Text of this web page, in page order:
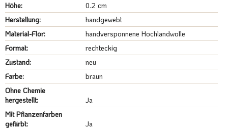
Höhe:
0.2 cm
Herstellung:
handgewebt
Material-Flor:
handversponnene Hochlandwolle
Format:
rechteckig
Zustand:
neu
Farbe:
braun
Ohne Chemie
hergestellt:
Ja
Mit Pflanzenfarben
gefärbt:
Ja